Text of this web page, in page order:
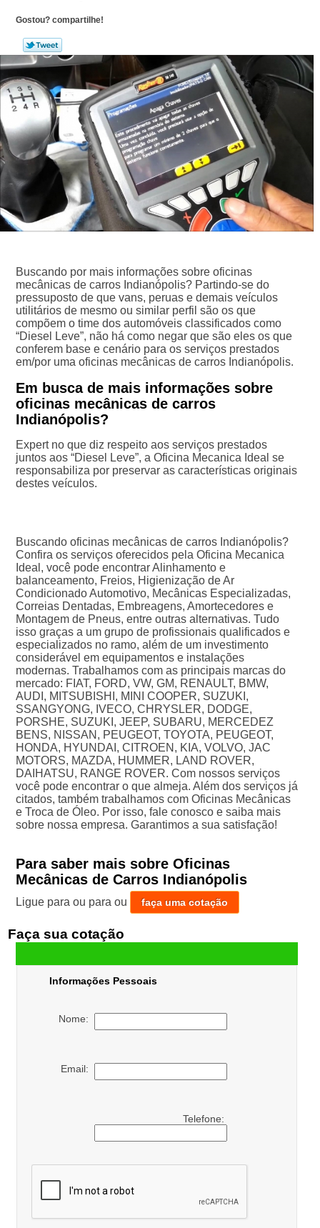
Gostou? compartilhe!
Buscando por mais informações sobre oficinas
mecânicas de carros Indianópolis? Partindo-se do
pressuposto de que vans, peruas e demais veículos
utilitários de mesmo ou similar perfil são os que
compõem o time dos automóveis classificados como
“Diesel Leve”, não há como negar que são eles os que
conferem base e cenário para os serviços prestados
em/por uma oficinas mecânicas de carros Indianópolis.
Em busca de mais informações sobre
oficinas mecânicas de carros
Indianópolis?
Expert no que diz respeito aos serviços prestados
juntos aos “Diesel Leve”, a Oficina Mecanica Ideal se
responsabiliza por preservar as características originais
destes veículos.
Buscando oficinas mecânicas de carros Indianópolis?
Confira os serviços oferecidos pela Oficina Mecanica
Ideal, você pode encontrar Alinhamento e
balanceamento, Freios, Higienização de Ar
Condicionado Automotivo, Mecânicas Especializadas,
Correias Dentadas, Embreagens, Amortecedores e
Montagem de Pneus, entre outras alternativas. Tudo
isso graças a um grupo de profissionais qualificados e
especializados no ramo, além de um investimento
considerável em equipamentos e instalações
modernas. Trabalhamos com as principais marcas do
mercado: FIAT, FORD, VW, GM, RENAULT, BMW,
AUDI, MITSUBISHI, MINI COOPER, SUZUKI,
SSANGYONG, IVECO, CHRYSLER, DODGE,
PORSHE, SUZUKI, JEEP, SUBARU, MERCEDEZ
BENS, NISSAN, PEUGEOT, TOYOTA, PEUGEOT,
HONDA, HYUNDAI, CITROEN, KIA, VOLVO, JAC
MOTORS, MAZDA, HUMMER, LAND ROVER,
DAIHATSU, RANGE ROVER. Com nossos serviços
você pode encontrar o que almeja. Além dos serviços já
citados, também trabalhamos com Oficinas Mecânicas
e Troca de Óleo. Por isso, fale conosco e saiba mais
sobre nossa empresa. Garantimos a sua satisfação!
Para saber mais sobre Oficinas
Mecânicas de Carros Indianópolis
Ligue para ou para ou faça uma cotação
Faça sua cotação
Informações Pessoais
Nome:
Email:
Telefone: